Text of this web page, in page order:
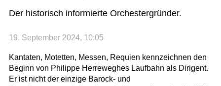
Der historisch informierte Orchestergründer.
19. September 2024, 10:05
Kantaten, Motetten, Messen, Requien kennzeichnen den
Beginn von Philippe Herreweghes Laufbahn als Dirigent.
Er ist nicht der einzige Barock- und